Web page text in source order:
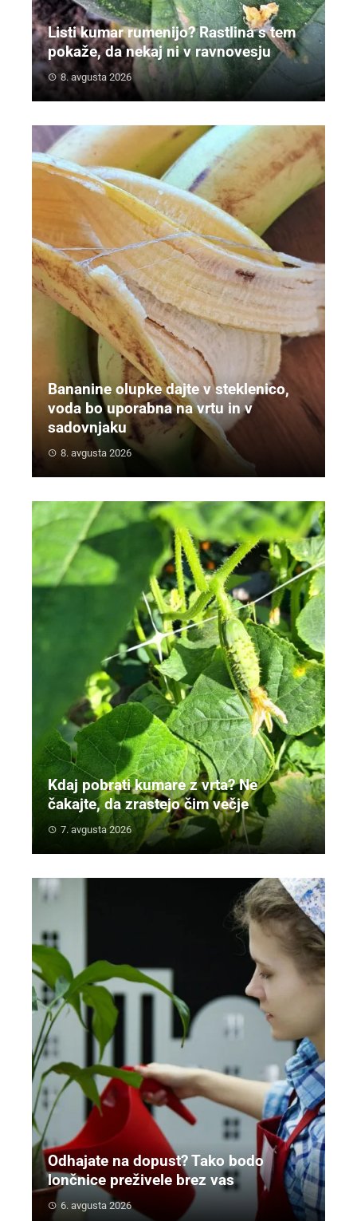
Listi kumar rumenijo? Rastlina s tem
pokaže, da nekaj ni v ravnovesju
8. avgusta 2026
Bananine olupke dajte v steklenico,
voda bo uporabna na vrtu in v
sadovnjaku
8. avgusta 2026
Kdaj pobrati kumare z vrta? Ne
čakajte, da zrastejo čim večje
7. avgusta 2026
Odhajate na dopust? Tako bodo
lončnice preživele brez vas
6. avgusta 2026